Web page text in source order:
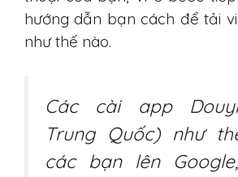
hướng dẫn bạn cách để tải
như thế nào.
Các cài app
Trung Quốc) như
các bạn lên